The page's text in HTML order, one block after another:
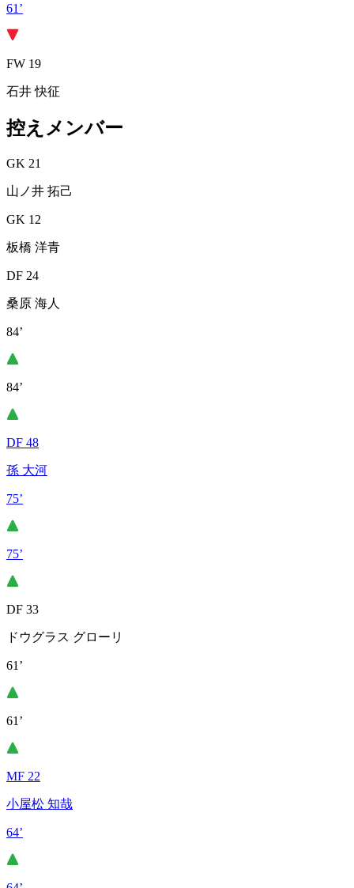
61’
FW 19
石井 快征
控えメンバー
GK 21
山ノ井 拓己
GK 12
板橋 洋青
DF 24
桑原 海人
84’
84’
DF 48
孫 大河
75’
75’
DF 33
ドウグラス グローリ
61’
61’
MF 22
小屋松 知哉
64’